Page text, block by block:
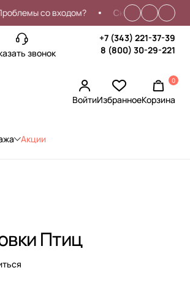
со входом? Скидка 7% на первый
звонок
+7 (343) 221-37-39
8 (800) 30-29-221
ВойтиИзбранное
0
Корзина
Акции
Птиц